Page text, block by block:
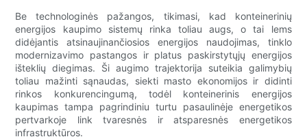
Be technologinės pažangos, tikimasi, kad konteinerinių
energijos kaupimo sistemų rinka toliau augs, o tai lems
didėjantis atsinaujinančiosios energijos naudojimas, tinklo
modernizavimo pastangos ir platus paskirstytųjų energijos
išteklių diegimas. Ši augimo trajektorija suteikia galimybių
toliau mažinti sąnaudas, siekti masto ekonomijos ir didinti
rinkos konkurencingumą, todėl konteinerinis energijos
kaupimas tampa pagrindiniu turtu pasaulinėje energetikos
pertvarkoje link tvaresnės ir atsparesnės energetikos
infrastruktūros.